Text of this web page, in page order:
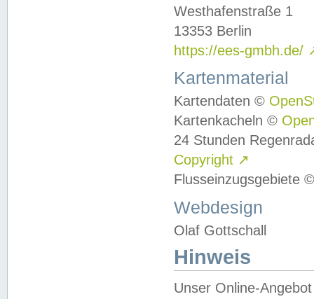
Westhafenstraße 1
13353 Berlin
https://ees-gmbh.de/
Kartenmaterial
Kartendaten ©
Kartenkacheln ©
24 Stunden
Copyright ↗
Flusseinzugsgebiete
Webdesign
Olaf Gottschall
Hinweis
Unser Online-